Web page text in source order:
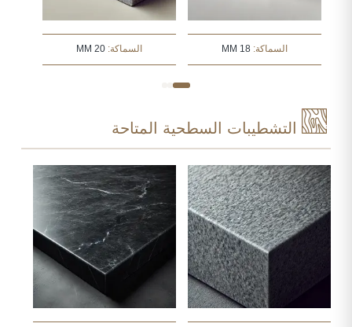
السماكة: 18 MM السماكة: 20 MM
التشطيبات السطحية المتاحة